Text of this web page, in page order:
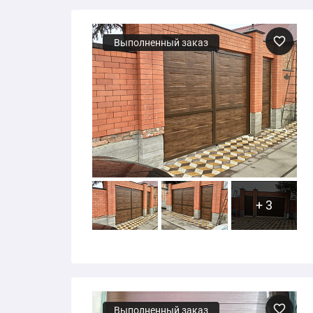
Выполненный заказ
+ 3
Выполненный заказ